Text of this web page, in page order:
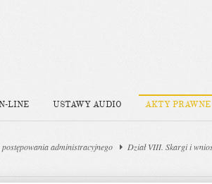
LINE USTAWY AUDIO AKTY PRAWNE
postępowania administracyjnego Dział VIII. Skargi i